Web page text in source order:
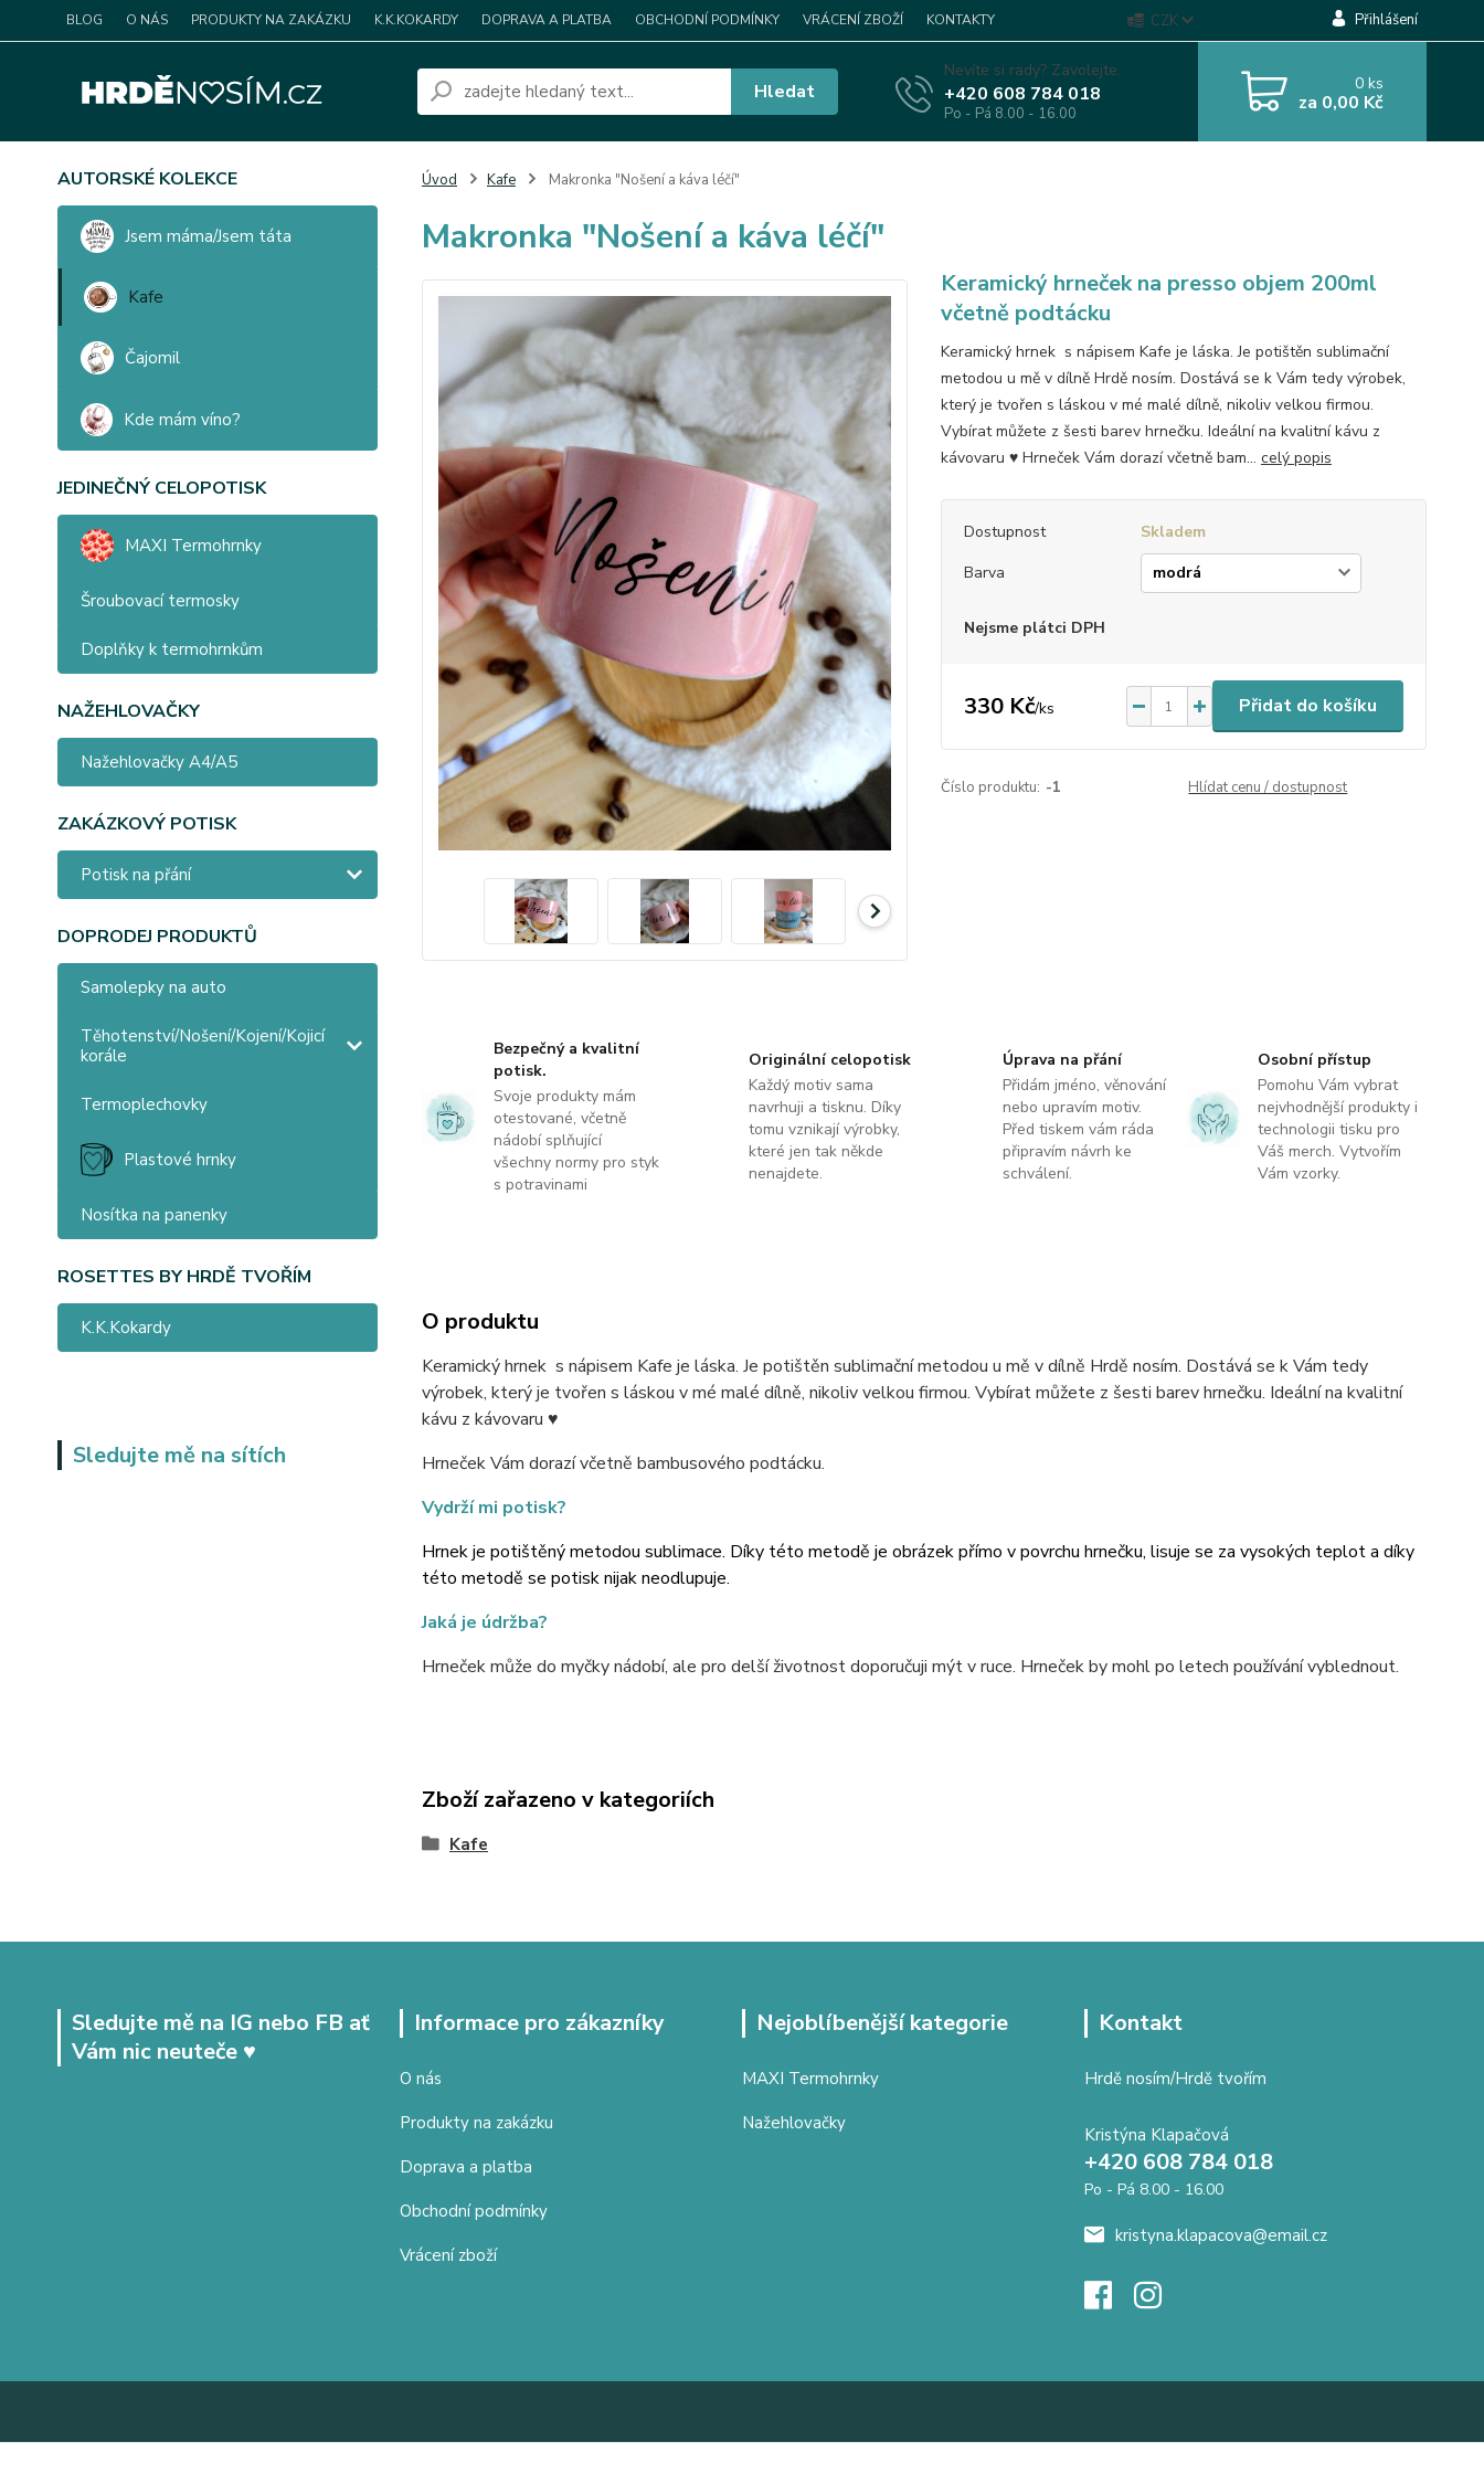
BLOG O NÁS PRODUKTY NA ZAKÁZKU K.K.KOKARDY DOPRAVA A PLATBA OBCHODNÍ PODMÍNKY VRÁCENÍ ZBOŽÍ KONTAKTY CZK Přihlášení
Hledat
Nevíte si rady? Zavolejte.
+420 608 784 018
Po - Pá 8.00 - 16.00
0ks
za 0,00 Kč
AUTORSKÉ KOLEKCE
Jsem máma/Jsem táta
Kafe
Čajomil
Kde mám víno?
JEDINEČNÝ CELOPOTISK
MAXI Termohrnky
Šroubovací termosky
Doplňky k termohrnkům
NAŽEHLOVAČKY
Nažehlovačky A4/A5
ZAKÁZKOVÝ POTISK
Potisk na přání
DOPRODEJ PRODUKTŮ
Samolepky na auto
Těhotenství/Nošení/Kojení/Kojicí
korále
Termoplechovky
Plastové hrnky
Nosítka na panenky
ROSETTES BY HRDĚ TVOŘÍM
K.K.Kokardy
Sledujte mě na sítích
Úvod Kafe Makronka "Nošení a káva léčí"
Makronka "Nošení a káva léčí"
Keramický hrneček na presso objem 200ml
včetně podtácku
Keramický hrnek s nápisem Kafe je láska. Je potištěn sublimační
metodou u mě v dílně Hrdě nosím. Dostává se k Vám tedy výrobek,
který je tvořen s láskou v mé malé dílně, nikoliv velkou firmou.
Vybírat můžete z šesti barev hrnečku. Ideální na kvalitní kávu z
kávovaru ♥ Hrneček Vám dorazí včetně bam... celý popis
Dostupnost
Skladem
Barva
Nejsme plátci DPH
330 Kč/ks Přidat do košíku
Číslo produktu: -1 Hlídat cenu / dostupnost
Bezpečný a kvalitní
potisk.
Svoje produkty mám
otestované, včetně
nádobí splňující
všechny normy pro styk
s potravinami
Originální celopotisk
Každý motiv sama
navrhuji a tisknu. Díky
tomu vznikají výrobky,
které jen tak někde
nenajdete.
Úprava na přání
Přidám jméno, věnování
nebo upravím motiv.
Před tiskem vám ráda
připravím návrh ke
schválení.
Osobní přístup
Pomohu Vám vybrat
nejvhodnější produkty i
technologii tisku pro
Váš merch. Vytvořím
Vám vzorky.
O produktu
Keramický hrnek s nápisem Kafe je láska. Je potištěn sublimační metodou u mě v dílně Hrdě nosím. Dostává se k Vám tedy
výrobek, který je tvořen s láskou v mé malé dílně, nikoliv velkou firmou. Vybírat můžete z šesti barev hrnečku. Ideální na kvalitní
kávu z kávovaru ♥
Hrneček Vám dorazí včetně bambusového podtácku.
Vydrží mi potisk?
Hrnek je potištěný metodou sublimace. Díky této metodě je obrázek přímo v povrchu hrnečku, lisuje se za vysokých teplot a díky
této metodě se potisk nijak neodlupuje.
Jaká je údržba?
Hrneček může do myčky nádobí, ale pro delší životnost doporučuji mýt v ruce. Hrneček by mohl po letech používání vyblednout.
Zboží zařazeno v kategoriích
Kafe
Sledujte mě na IG nebo FB ať
Vám nic neuteče ♥
Informace pro zákazníky
O nás
Produkty na zakázku
Doprava a platba
Obchodní podmínky
Vrácení zboží
Nejoblíbenější kategorie
MAXI Termohrnky
Nažehlovačky
Kontakt
Hrdě nosím/Hrdě tvořím
Kristýna Klapačová
+420 608 784 018
Po - Pá 8.00 - 16.00
kristyna.klapacova@email.cz